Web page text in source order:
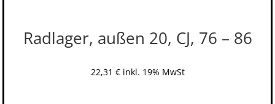
Radlager, außen 20, CJ, 76 – 86
22,31 € inkl. 19% MwSt